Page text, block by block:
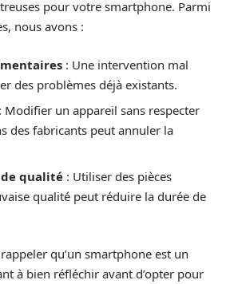
pour votre smartphone. Parmi
nous avons :
: Une intervention mal
des problèmes déjà existants.
: Modifier un appareil sans respecter
des fabricants peut annuler la
de qualité : Utiliser des pièces
qualité peut réduire la durée de
qu’un smartphone est un
à bien réfléchir avant d’opter pour